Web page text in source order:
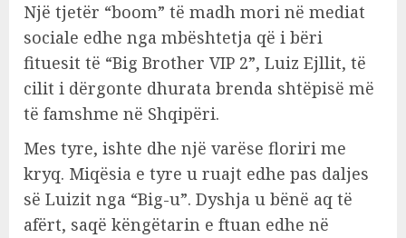
Një tjetër “boom” të madh mori në mediat
sociale edhe nga mbështetja që i bëri
fituesit të “Big Brother VIP 2”, Luiz Ejllit, të
cilit i dërgonte dhurata brenda shtëpisë më
të famshme në Shqipëri.
Mes tyre, ishte dhe një varëse floriri me
kryq. Miqësia e tyre u ruajt edhe pas daljes
së Luizit nga “Big-u”. Dyshja u bënë aq të
afërt, saqë këngëtarin e ftuan edhe në